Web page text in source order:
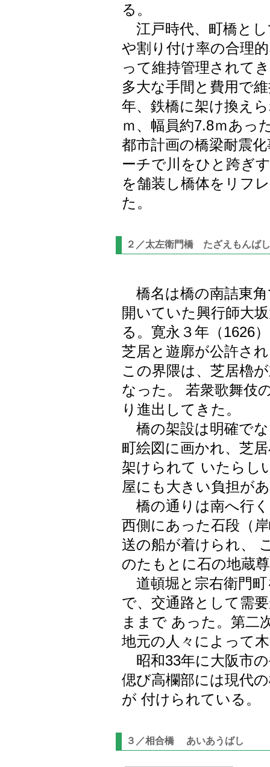
る。
江戸時代、町橋と
や割り付け率の合理
って維持管理されて
多大な手間と費用で
年、鉄橋に架け換え
ｍ、幅員約7.8ｍあっ
都市計画の橋梁耐震
ーチで川をひと跨ぎ
を舗装し橋体をリフ
た。
２／太左衛門橋 たざえもんばし
橋名は橋の南詰東
開いていた興行師大
る。寛永３年（1626
芝居と遊廓が公許さ
この界隈は、芝居櫓
なった。 若衆歌舞伎
り進出してきた。
橋の架設は明確でな
町絵図に画かれ、芝
架けられて いたらし
屋にも大きい負担が
橋の通りは南へ行
西側にあった石段（
送の船が着けられ、
のたもとに石の地蔵
道頓堀と宗右衛門
で、交通路として需
ままで あった。第二
地元の人々によって
昭和33年に大阪市
偲び高欄部には現代
が 付けられている。
３／相合橋 あいあうばし